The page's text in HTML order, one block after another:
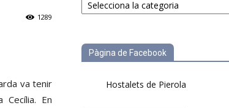
1289
va tenir
En
per
Pàgina de Facebook
Hostalets de Pierola